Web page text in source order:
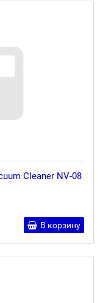
Cleaner NV-08
В корзину